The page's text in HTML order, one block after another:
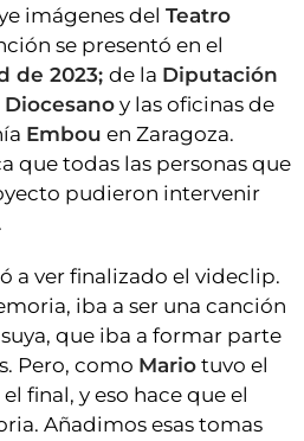
imágenes del Teatro
se presentó en el
de 2023; de la Diputación
Diocesano y las oficinas de
Embou en Zaragoza.
que todas las personas que
pudieron intervenir
a ver finalizado el videclip.
iba a ser una canción
que iba a formar parte
Pero, como Mario tuvo el
final, y eso hace que el
Añadimos esas tomas